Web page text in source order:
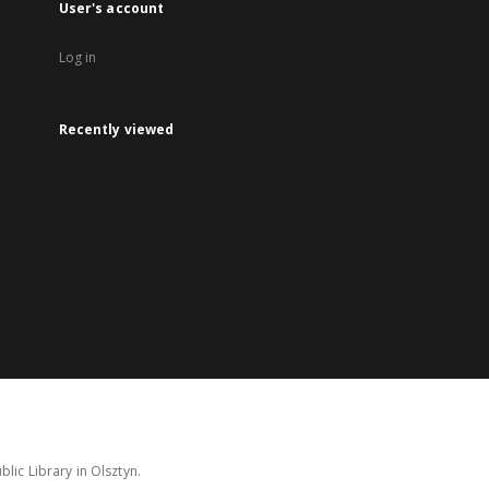
User's account
Log in
Recently viewed
Library in Olsztyn.